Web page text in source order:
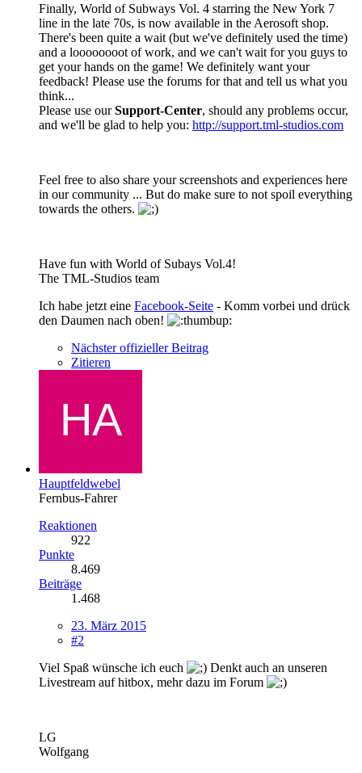
Finally, World of Subways Vol. 4 starring the New York 7
line in the late 70s, is now available in the Aerosoft shop.
There's been quite a wait (but we've definitely used the time)
and a loooooooot of work, and we can't wait for you guys to
get your hands on the game! We definitely want your
feedback! Please use the forums for that and tell us what you
think...
Please use ourSupport-Center, should any problems occur,
and we'll be glad to help you: http://support.tml-studios.com
Feel free to also share your screenshots and experiences here
in our community ... But do make sure to not spoil everything
towards the others.
Have fun with World of Subays Vol.4!
The TML-Studios team
Ich habe jetzt eine Facebook-Seite - Komm vorbei und drück
den Daumen nach oben!
Nächster offizieller Beitrag
Zitieren
Hauptfeldwebel
Fernbus-Fahrer
Reaktionen
922
Punkte
8.469
Beiträge
1.468
23. März 2015
#2
Viel Spaß wünsche ich euch
Denkt auch an unseren
Livestream auf hitbox, mehr dazu im Forum
LG
Wolfgang